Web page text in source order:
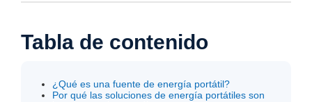
Tabla de contenido
¿Qué es una fuente de energía portátil?
Por qué las soluciones de energía portátiles son